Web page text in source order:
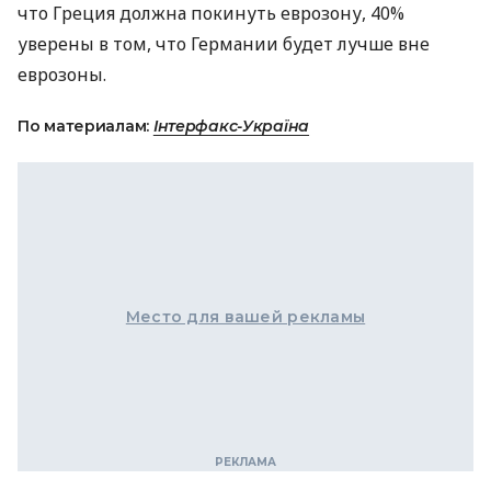
что Греция должна покинуть еврозону, 40%
уверены в том, что Германии будет лучше вне
еврозоны.
По материалам: Інтерфакс-Україна
Место для вашей рекламы